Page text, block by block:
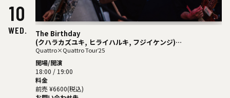
10
WED.
The Birthday
(クハラカズユキ, ヒライハルキ, フジイケンジ)
Guest : フラワーカンパニーズ / TAYLOW (the原爆オナニー
ズ)
Quattro×Quattro Tourʼ25
開場/開演
18:00 / 19:00
料金
前売 ¥6600(税込)